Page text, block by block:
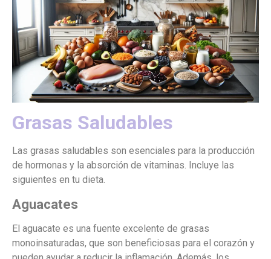
Grasas Saludables
Las grasas saludables son esenciales para la producción
de hormonas y la absorción de vitaminas. Incluye las
siguientes en tu dieta.
Aguacates
El aguacate es una fuente excelente de grasas
monoinsaturadas, que son beneficiosas para el corazón y